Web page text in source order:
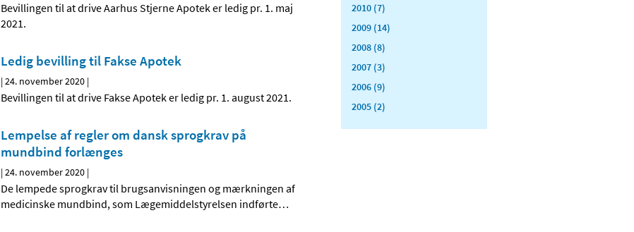
Bevillingen til at drive Aarhus Stjerne Apotek er ledig pr. 1. maj
2021.
Ledig bevilling til Fakse Apotek
|24. november 2020 |
Bevillingen til at drive Fakse Apotek er ledig pr. 1. august 2021.
Lempelse af regler om dansk sprogkrav på
mundbind forlænges
|24. november 2020 |
De lempede sprogkrav til brugsanvisningen og mærkningen af
medicinske mundbind, som Lægemiddelstyrelsen indførte…
2010 (7)
2009 (14)
2008 (8)
2007 (3)
2006 (9)
2005 (2)